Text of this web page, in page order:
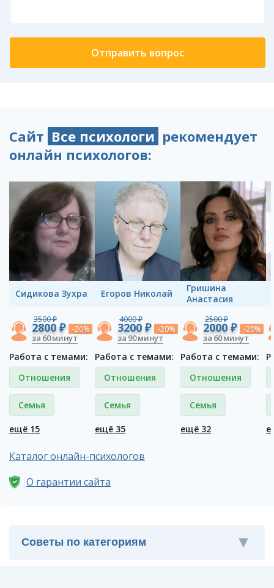
Сайт Все психологи рекомендует
онлайн психологов:
Сидикова Зухра
3500 ₽
2800 ₽ -20%
за 60 минут
Работа с темами:
Отношения
Семья
ещё 15
Егоров Николай
4000 ₽
3200 ₽ -20%
за 90 минут
Работа с темами:
Отношения
Семья
ещё 35
Гришина
Анастасия
2500 ₽
2000 ₽ -20%
за 60 минут
Работа с темами:
Отношения
Семья
ещё 32
Каталог онлайн-психологов
О гарантии сайта